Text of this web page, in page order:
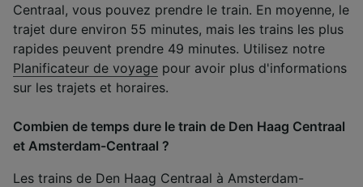
Centraal, vous pouvez prendre le train. En moyenne, le
trajet dure environ 55 minutes, mais les trains les plus
rapides peuvent prendre 49 minutes. Utilisez notre
Planificateur de voyage pour avoir plus d'informations
sur les trajets et horaires.
Combien de temps dure le train de Den Haag Centraal
et Amsterdam-Centraal ?
Les trains de Den Haag Centraal à Amsterdam-